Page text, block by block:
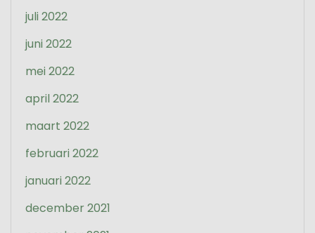
juli 2022
juni 2022
mei 2022
april 2022
maart 2022
februari 2022
januari 2022
december 2021